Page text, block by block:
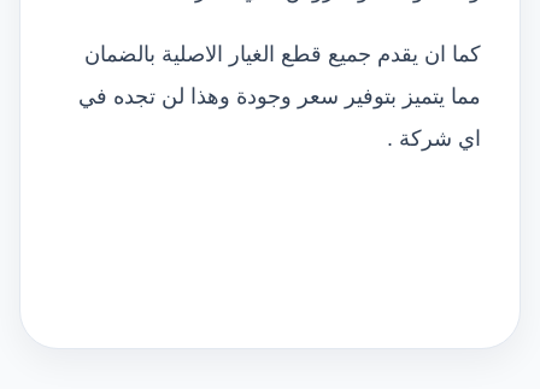
كما ان يقدم جميع قطع الغيار الاصلية بالضمان
مما يتميز بتوفير سعر وجودة وهذا لن تجده في
اي شركة .